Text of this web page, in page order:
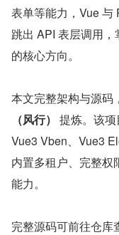
表单等能力，Vue 与
跳出 API 表层调用
的核心方向。
本文完整架构与源码
（风行） 提炼。该
Vue3 Vben、Vue3
内置多租户、完整权
能力。
完整源码可前往仓库